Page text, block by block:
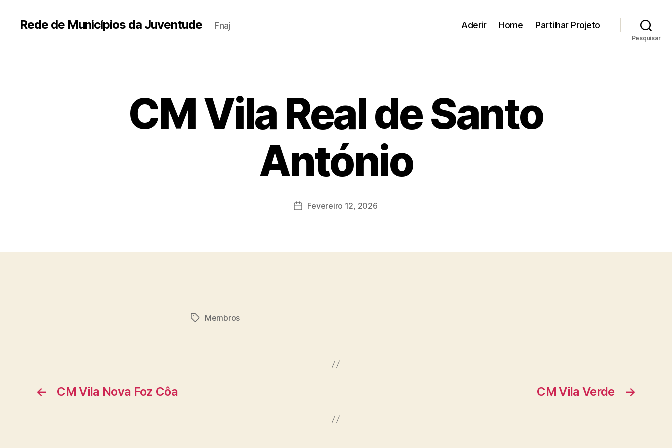
Rede de Municípios da Juventude Fnaj Aderir Home Partilhar Projeto
Pesquisar
CM Vila Real de Santo
António
DataFevereiro 12, 2026
Etiquetas
Membros
← CM Vila Nova Foz Côa →
CM Vila Verde